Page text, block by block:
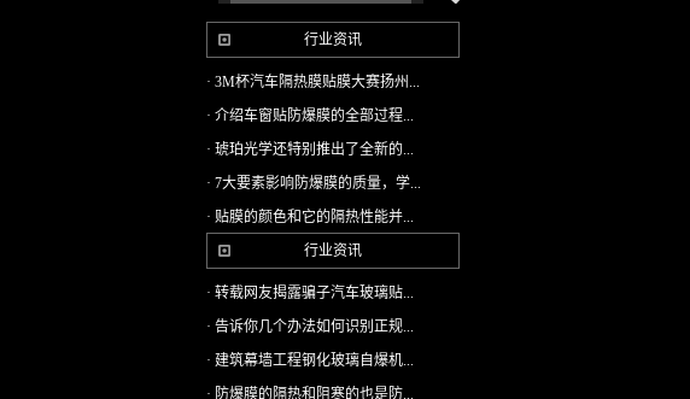
行业资讯
· 3M杯汽车隔热膜贴膜大赛扬州...
· 介绍车窗贴防爆膜的全部过程...
· 琥珀光学还特别推出了全新的...
· 7大要素影响防爆膜的质量，学...
· 贴膜的颜色和它的隔热性能并...
行业资讯
· 转载网友揭露骗子汽车玻璃贴...
· 告诉你几个办法如何识别正规...
· 建筑幕墙工程钢化玻璃自爆机...
· 防爆膜的隔热和阻寒的也是防...